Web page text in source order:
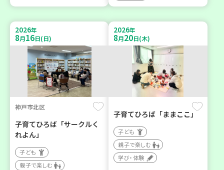
2026年
8月16日(日)
神戸市北区
子育てひろば「サークルく
れよん」
子ども
親子で楽しむ
2026年
8月20日(木)
子育てひろば「ままここ」
子ども
親子で楽しむ
学び・体験